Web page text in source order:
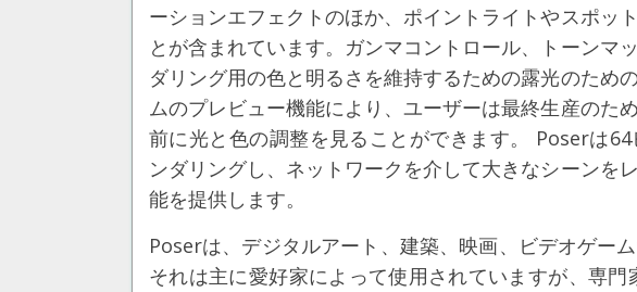
ーションエフェクトのほか、ポイントライトやスポッ
とが含まれています。ガンマコントロール、トーンマ
ダリング用の色と明るさを維持するための露光のため
ムのプレビュー機能により、ユーザーは最終生産のた
前に光と色の調整を見ることができます。 Poserは
ンダリングし、ネットワークを介して大きなシーンを
能を提供します。
Poserは、デジタルアート、建築、映画、ビデオゲー
それは主に愛好家によって使用されていますが、専